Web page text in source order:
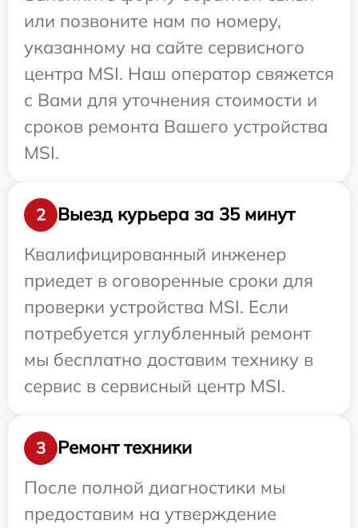
или позвоните нам по номеру,
указанному на сайте сервисного
центра MSI. Наш оператор свяжется
с Вами для уточнения стоимости и
сроков ремонта Вашего устройства
MSI.
2
Выезд курьера за 35 минут
Квалифицированный инженер
приедет в оговоренные сроки для
проверки устройства MSI. Если
потребуется углубленный ремонт
мы бесплатно доставим технику в
сервис в сервисный центр MSI.
3
Ремонт техники
После полной диагностики мы
предоставим на утверждение